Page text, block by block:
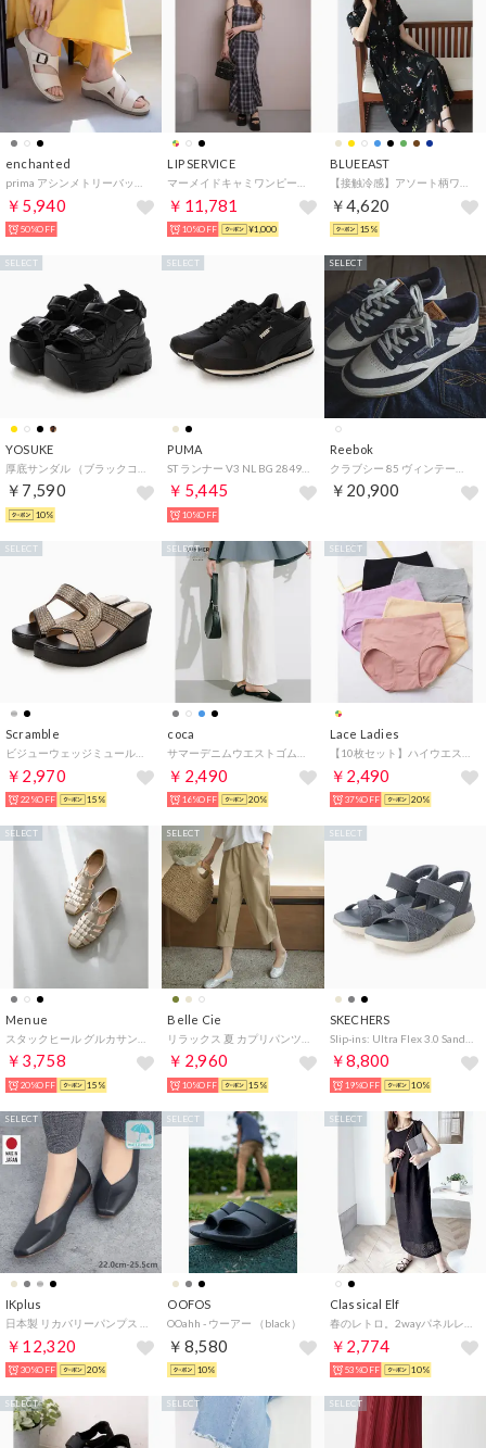
enchanted
prima アシンメトリーバックルベルトミュールサンダル （アイボリー）
￥5,940
50%OFF
LIP SERVICE
マーメイドキャミワンピース （ミックス2）
￥11,781
10%OFF ¥1,000
BLUEEAST
【接触冷感】アソート柄ワンピース （ブラック系）
￥4,620
15%
YOSUKE
￥7,590
SELECT
10%
PUMA
￥5,445
SELECT
10%OFF
Reebok
￥20,900
SELECT
Scramble
ビジューウェッジミュールサンダル （ブラック）
￥2,970
SELECT
22%OFF 15%
coca
サマーデニムウエストゴムイージーパンツ （Ivory）
￥2,490
SELECT
16%OFF 20%
Lace Ladies
【10枚セット】ハイウエスト ベーシック コットン ショーツ【返品不可商品】 （10枚セット）
￥2,490
SELECT
37%OFF 20%
Menue
￥3,758
SELECT
20%OFF 15%
Belle Cie
￥2,960
SELECT
10%OFF 15%
SKECHERS
￥8,800
SELECT
19%OFF 10%
IKplus
日本製 リカバリーパンプス 国家資格取得整体師と一緒に作ったパンプス 外反母趾対応 超軽量150g未満 レイン対応 晴雨兼用 ■ブラック スムース■ パンプス コンフォートシューズ フラットシューズ 1625 神戸シューズ kobe shoes
￥12,320
SELECT
30%OFF 20%
OOFOS
OOahh - ウーアー （black）
￥8,580
SELECT
10%
Classical Elf
春のレトロ。2wayパネルレースジャンパースカート （ブラック）
￥2,774
SELECT
53%OFF 10%
SELECT SELECT SELECT